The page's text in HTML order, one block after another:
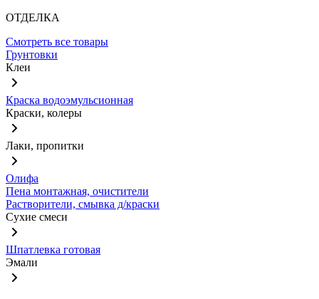
ОТДЕЛКА
Смотреть все товары
Грунтовки
Клеи
Краска водоэмульсионная
Краски, колеры
Лаки, пропитки
Олифа
Пена монтажная, очистители
Растворители, смывка д/краски
Сухие смеси
Шпатлевка готовая
Эмали